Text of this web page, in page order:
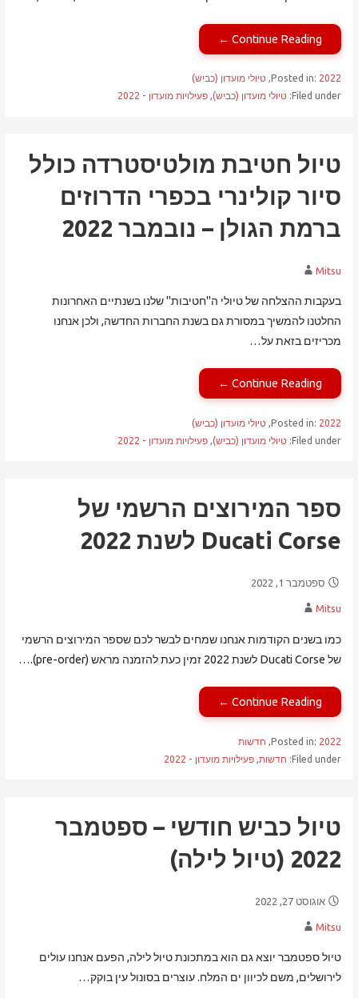
Continue Reading ←
Posted in: 2022
, טיולי מועדון (כביש)
Filed under:
טיולי מועדון (כביש), פעילויות מועדון - 2022
טיול חטיבת מולטיסטרדה כולל
סיור קולינרי בכפרי הדרוזים
ברמת הגולן – נובמבר 2022
Mitsu
בעקבות ההצלחה של טיולי ה"חטיבות" שלנו בשנתיים האחרונות
החלטנו להמשיך במסורת גם בשנת החברות החדשה, ולכן אנחנו
מכריזים בזאת על…
Continue Reading ←
Posted in: 2022
, טיולי מועדון (כביש)
Filed under: טיולי מועדון (כביש), פעילויות מועדון - 2022
ספר המירוצים הרשמי של
Ducati Corse לשנת 2022
ספטמבר 1, 2022
Mitsu
כמו בשנים הקודמות אנחנו שמחים לבשר לכם שספר המירוצים הרשמי
של Ducati Corse לשנת 2022 זמין כעת להזמנה מראש (pre-order).…
Continue Reading ←
Posted in: 2022
, חדשות
Filed under: חדשות, פעילויות מועדון - 2022
טיול כביש חודשי – ספטמבר
2022 (טיול לילה)
אוגוסט 27, 2022
Mitsu
טיול ספטמבר יוצא גם הוא במתכונת טיול לילה, הפעם אנחנו עולים
לירושלים, משם לכיוון ים המלח. עוצרים בסונול עין בוקק…